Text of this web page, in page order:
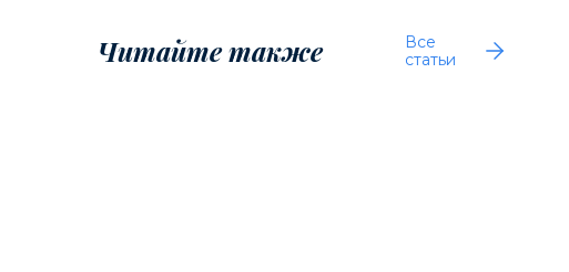
Читайте также
Все
статьи